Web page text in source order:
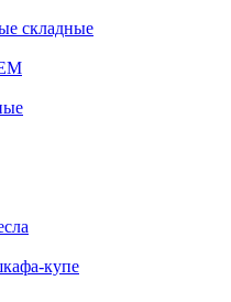
складные
купе